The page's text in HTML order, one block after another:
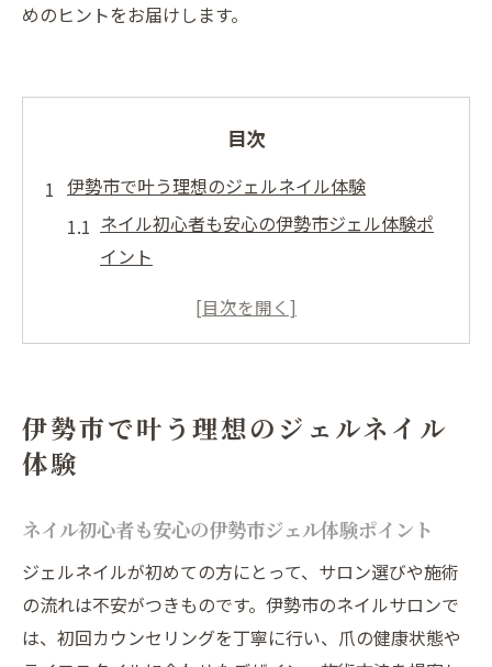
めのヒントをお届けします。
目次
伊勢市で叶う理想のジェルネイル体験
ネイル初心者も安心の伊勢市ジェル体験ポ
イント
伊勢市で長持ちするネイルの選び方とは
伊勢市で人気のジェルネイルデザイン傾向
ネイルを楽しむなら伊勢市のジェルがおすすめ
ジェルネイルが伊勢市で支持される理由
伊勢市のネイルサロン選びで押さえるコツ
伊勢市で叶う理想のジェルネイル
体験
ネイル初心者も安心の伊勢市ジェル体験ポイント
ジェルネイルが初めての方にとって、サロン選びや施術
の流れは不安がつきものです。伊勢市のネイルサロンで
は、初回カウンセリングを丁寧に行い、爪の健康状態や